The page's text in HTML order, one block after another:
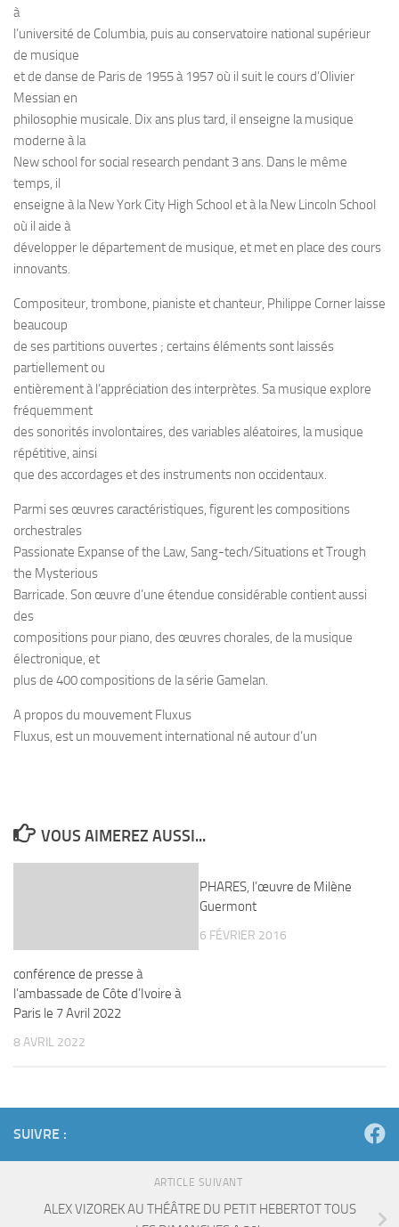
à
l’université de Columbia, puis au conservatoire national supérieur
de musique
et de danse de Paris de 1955 à 1957 où il suit le cours d’Olivier
Messian en
philosophie musicale. Dix ans plus tard, il enseigne la musique
moderne à la
New school for social research pendant 3 ans. Dans le même
temps, il
enseigne à la New York City High School et à la New Lincoln School
où il aide à
développer le département de musique, et met en place des cours
innovants.
Compositeur, trombone, pianiste et chanteur, Philippe Corner laisse
beaucoup
de ses partitions ouvertes ; certains éléments sont laissés
partiellement ou
entièrement à l’appréciation des interprètes. Sa musique explore
fréquemment
des sonorités involontaires, des variables aléatoires, la musique
répétitive, ainsi
que des accordages et des instruments non occidentaux.
Parmi ses œuvres caractéristiques, figurent les compositions
orchestrales
Passionate Expanse of the Law, Sang-tech/Situations et Trough
the Mysterious
Barricade. Son œuvre d’une étendue considérable contient aussi
des
compositions pour piano, des œuvres chorales, de la musique
électronique, et
plus de 400 compositions de la série Gamelan.
A propos du mouvement Fluxus
Fluxus, est un mouvement international né autour d’un
VOUS AIMEREZ AUSSI...
conférence de presse à
l’ambassade de Côte d’Ivoire à
Paris le 7 Avril 2022
8 AVRIL 2022
PHARES, l’œuvre de Milène
Guermont
6 FÉVRIER 2016
SUIVRE :
ARTICLE SUIVANT
ALEX VIZOREK AU THÉÂTRE DU PETIT HEBERTOT TOUS